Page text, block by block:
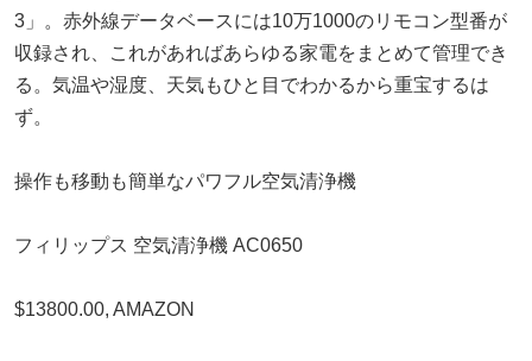
3」。赤外線データベースには10万1000のリモコン型番が
収録され、これがあればあらゆる家電をまとめて管理でき
る。気温や湿度、天気もひと目でわかるから重宝するは
ず。
操作も移動も簡単なパワフル空気清浄機
フィリップス 空気清浄機 AC0650
$13800.00, AMAZON